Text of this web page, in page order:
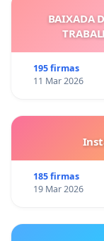
BAIXADA
195 firmas
11 Mar 2026
185 firmas
19 Mar 2026